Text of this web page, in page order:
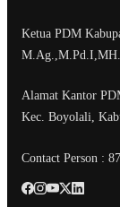
Ketua PDM
Alamat Kantor
Kec. Boyolali,
Contact Person :